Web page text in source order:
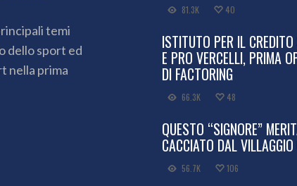
temi
dello sport ed
nella prima
81.3K 40
ISTITUTO PER IL
E PRO VERCELLI, PRIMA
DI FACTORING
66.3K 48
QUESTO “SIGNORE”
CACCIATO DAL
56.7K 106